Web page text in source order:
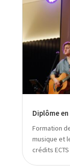
Diplôme
Formation
musique et
crédits